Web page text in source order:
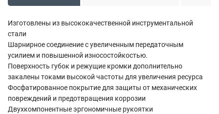
Изготовлены из высококачественной инструментальной
стали
Шарнирное соединение с увеличенным передаточным
усилием и повышенной износостойкостью.
Поверхность губок и режущие кромки дополнительно
закалены токами высокой частоты для увеличения ресурса
Фосфатированное покрытие для защиты от механических
повреждений и предотвращения коррозии
Двухкомпонентные эргономичные рукоятки